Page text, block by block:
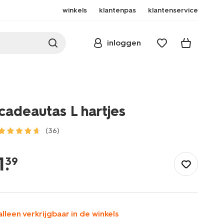
winkels klantenpas klantenservice
inloggen
L hartjes
(36)
.
39
verkrijgbaar in de winkels